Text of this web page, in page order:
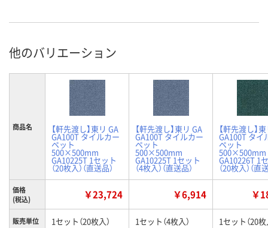
他のバリエーション
商品名 【軒先渡し】東リ GA
GA100T タイルカー
ペット
500×500mm
GA10225T 1セット
（20枚入）（直送品）
【軒先渡し】東リ GA
GA100T タイルカー
ペット
500×500mm
GA10225T 1セット
（4枚入）（直送品）
【軒先渡し】
GA100T タイ
ペット
500×500mm
GA10226T 1
（20枚入）（直
価格
(税込)
￥23,724 ￥6,914 ￥
販売単位 1セット（20枚入） 1セット（4枚入） 1セット（20枚